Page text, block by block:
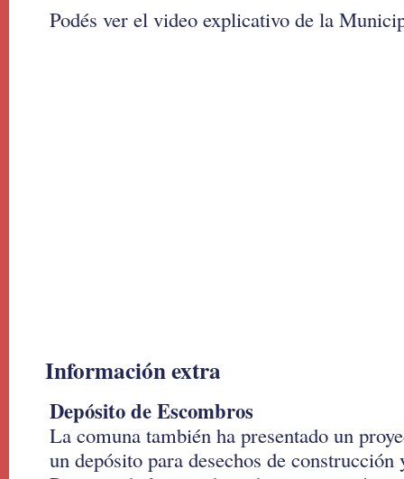
Podés ver el video explicativo de la
Información extra
Depósito de Escombros
La comuna también ha presentado un
un depósito para desechos de